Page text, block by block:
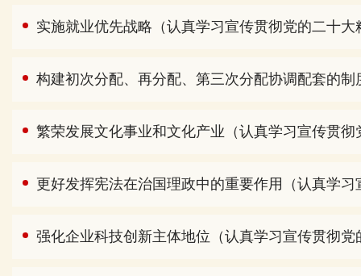
实施就业优先战略（认真学习宣传贯彻党的二十大
构建初次分配、再分配、第三次分配协调配套的
繁荣发展文化事业和文化产业（认真学习宣传贯彻
更好发挥宪法在治国理政中的重要作用（认真学
强化企业科技创新主体地位（认真学习宣传贯彻党